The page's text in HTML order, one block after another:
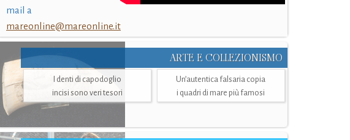
mail a
mareonline@mareonline.it
ARTE E COLLEZIONISMO
I denti di capodoglio
incisi sono veri tesori
Un’autentica falsaria copia
i quadri di mare più famosi